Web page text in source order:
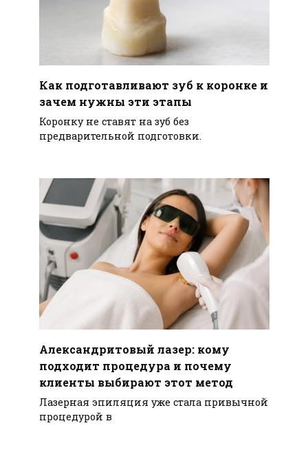
Как подготавливают зуб к коронке и
зачем нужны эти этапы
Коронку не ставят на зуб без
предварительной подготовки.
Александритовый лазер: кому
подходит процедура и почему
клиенты выбирают этот метод
Лазерная эпиляция уже стала привычной
процедурой в